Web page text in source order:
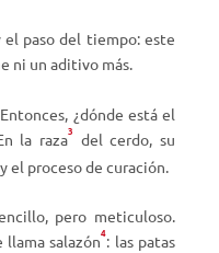
el paso del tiempo: este
ni un aditivo más.
¿dónde está el
la raza3 del cerdo, su
el proceso de curación.
pero meticuloso.
llama salazón4: las patas